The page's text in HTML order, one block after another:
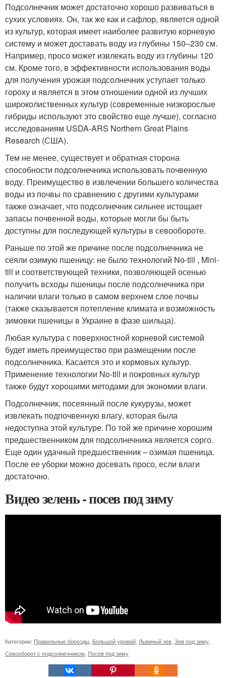
Подсолнечник может достаточно хорошо развиваться в
сухих условиях. Он, так же как и сафлор, является одной
из культур, которая имеет наиболее развитую корневую
систему и может доставать воду из глубины 150–230 см.
Например, просо может извлекать воду из глубины 120
см. Кроме того, в эффективности использования воды
для получения урожая подсолнечник уступает только
гороху и является в этом отношении одной из лучших
широколиственных культур (современные низкорослые
гибриды используют это свойство еще лучше), согласно
исследованиям USDA-ARS Northern Great Plains
Research (США).
Тем не менее, существует и обратная сторона
способности подсолнечника использовать почвенную
воду. Преимущество в извлечении большего количества
воды из почвы по сравнению с другими культурами
также означает, что подсолнечник сильнее истощает
запасы почвенной воды, которые могли бы быть
доступны для последующей культуры в сево­обороте.
Раньше по этой же причине после подсолнечника не
сеяли озимую пшеницу: не было технологий Nо-till , Mini-
till и соответствующей техники, позволяющей осенью
получить всходы пшеницы после подсолнечника при
наличии влаги только в самом верхнем слое почвы
(также сказывается потепление климата и возможность
зимовки пшеницы в Украине в фазе шильца).
Любая культура с поверхностной корневой системой
будет иметь преимущество при размещении после
подсолнечника. Касается это и кормовых культур.
Применение технологии No-till и покровных культур
также будут хорошими методами для экономии влаги.
Подсолнечник, посеянный после кукурузы, может
извлекать подпочвенную влагу, которая была
недоступна этой культуре. По той же причине хорошим
предшественником для подсолнечника является сорго.
Еще один удачный предшественник – озимая пшеница.
После ее уборки можно досевать просо, если влаги
достаточно.
Видео зелень - посев под зиму
Категории: Правильные борозды Большой урожай Львиный зев Зев под зиму
Севооборот с подсолнечником Посев под зиму